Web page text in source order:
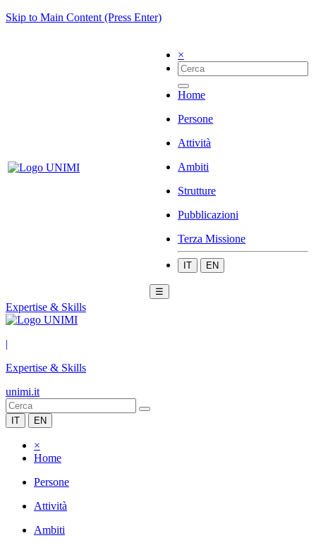
Skip to Main Content (Press Enter)
×
Home
Persone
Attività
Ambiti
Strutture
Pubblicazioni
Terza Missione
IT EN
☰
Expertise & Skills
|
Expertise & Skills
unimi.it
IT EN
×
Home
Persone
Attività
Ambiti